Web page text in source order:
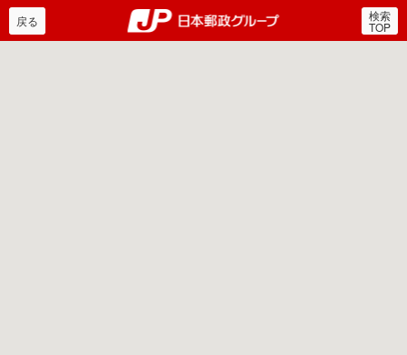
郵便局・日本郵政グルー
戻る 検索
TOP